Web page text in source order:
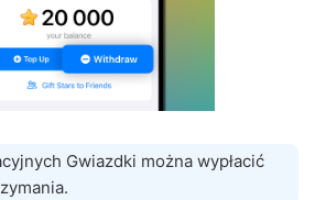
Gwiazdki można wypłacić